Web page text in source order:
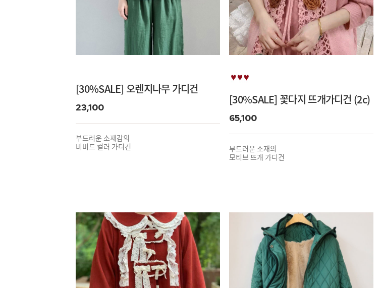
[30%SALE] 오렌지나무 가디건
23,100
부드러운 소재감의
비비드 컬러 가디건
[30%SALE] 꽃다지 뜨개가디건 (2c)
65,100
부드러운 소재의
모티브 뜨개 가디건